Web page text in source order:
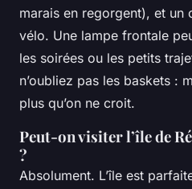
marais en regorgent), et un
vélo. Une lampe frontale
les soirées ou les petits
n’oubliez pas les baskets :
plus qu’on ne croit.
Peut-on visiter l’île de
?
Absolument. L’île est